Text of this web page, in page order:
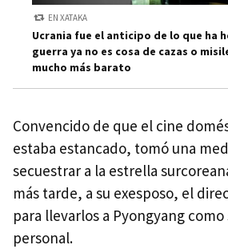
EN XATAKA
Ucrania fue el anticipo de lo que ha
guerra ya no es cosa de cazas o
mucho más barato
Convencido de que el cine
estaba estancado, tomó una
secuestrar a la estrella
más tarde, a su exesposo, el
para llevarlos a Pyongyang
personal.